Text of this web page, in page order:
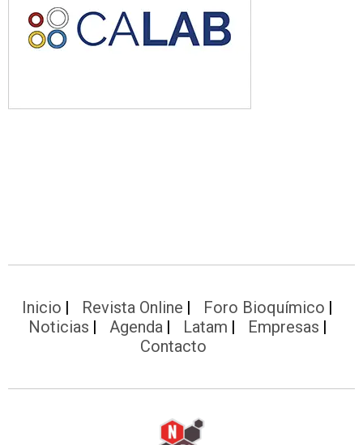
Inicio Revista Online
Foro Bioquímico
Noticias
Agenda Latam
Empresas
Contacto